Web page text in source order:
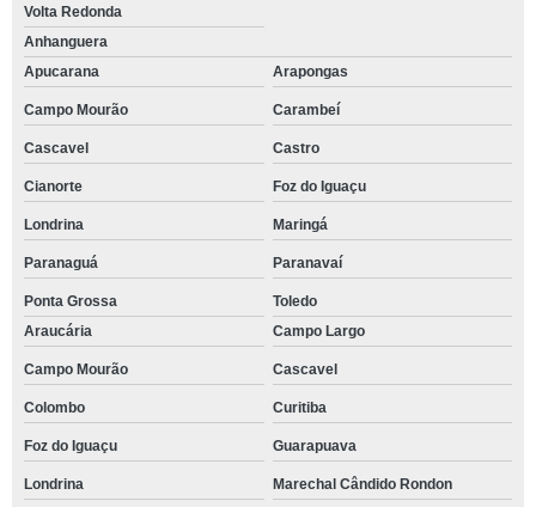
Volta Redonda
Anhanguera
Apucarana
Arapongas
Campo Mourão Carambeí
Cascavel Castro
Cianorte Foz do Iguaçu
Londrina Maringá
Paranaguá Paranavaí
Ponta Grossa
Toledo
Araucária
Campo Largo
Campo Mourão Cascavel
Colombo Curitiba
Foz do Iguaçu Guarapuava
Londrina Marechal Cândido Rondon